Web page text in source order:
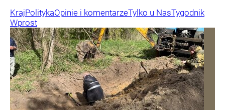
KrajPolitykaOpinie i komentarzeTylko u NasTygodnik
Wprost